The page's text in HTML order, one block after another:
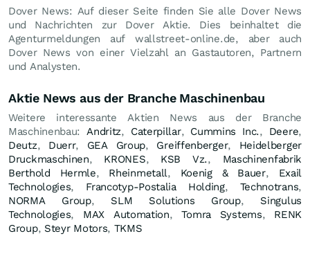
Dover News: Auf dieser Seite finden Sie alle Dover News
und Nachrichten zur Dover Aktie. Dies beinhaltet die
Agenturmeldungen auf wallstreet-online.de, aber auch
Dover News von einer Vielzahl an Gastautoren, Partnern
und Analysten.
Aktie News aus der Branche Maschinenbau
Weitere interessante Aktien News aus der Branche
Maschinenbau:Andritz, Caterpillar, Cummins Inc., Deere,
Deutz, Duerr, GEA Group, Greiffenberger, Heidelberger
Druckmaschinen, KRONES, KSB Vz., Maschinenfabrik
Berthold Hermle, Rheinmetall, Koenig & Bauer, Exail
Technologies, Francotyp-Postalia Holding, Technotrans,
NORMA Group, SLM Solutions Group, Singulus
Technologies, MAX Automation,Tomra Systems, RENK
Group, Steyr Motors, TKMS